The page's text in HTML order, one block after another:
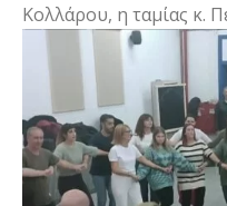
Κολλάρου, η ταμίας κ.